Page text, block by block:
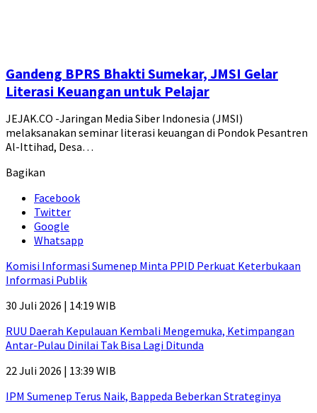
Gandeng BPRS Bhakti Sumekar, JMSI Gelar
Literasi Keuangan untuk Pelajar
JEJAK.CO -Jaringan Media Siber Indonesia (JMSI)
melaksanakan seminar literasi keuangan di Pondok Pesantren
Al-Ittihad, Desa…
Bagikan
Facebook
Twitter
Google
Whatsapp
Komisi Informasi Sumenep Minta PPID Perkuat Keterbukaan
Informasi Publik
30 Juli 2026 | 14:19 WIB
RUU Daerah Kepulauan Kembali Mengemuka, Ketimpangan
Antar-Pulau Dinilai Tak Bisa Lagi Ditunda
22 Juli 2026 | 13:39 WIB
IPM Sumenep Terus Naik, Bappeda Beberkan Strateginya